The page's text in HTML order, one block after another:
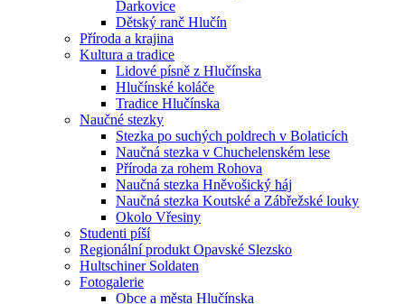
Darkovice
Dětský ranč Hlučín
Příroda a krajina
Kultura a tradice
Lidové písně z Hlučínska
Hlučínské koláče
Tradice Hlučínska
Naučné stezky
Stezka po suchých poldrech v Bolaticích
Naučná stezka v Chuchelenském lese
Příroda za rohem Rohova
Naučná stezka Hněvošický háj
Naučná stezka Koutské a Zábřežské louky
Okolo Vřesiny
Studenti píší
Regionální produkt Opavské Slezsko
Hultschiner Soldaten
Fotogalerie
Obce a města Hlučínska